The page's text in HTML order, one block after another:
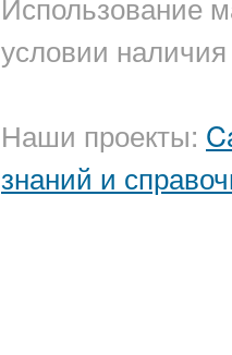
условии
Наши проекты:
знаний и